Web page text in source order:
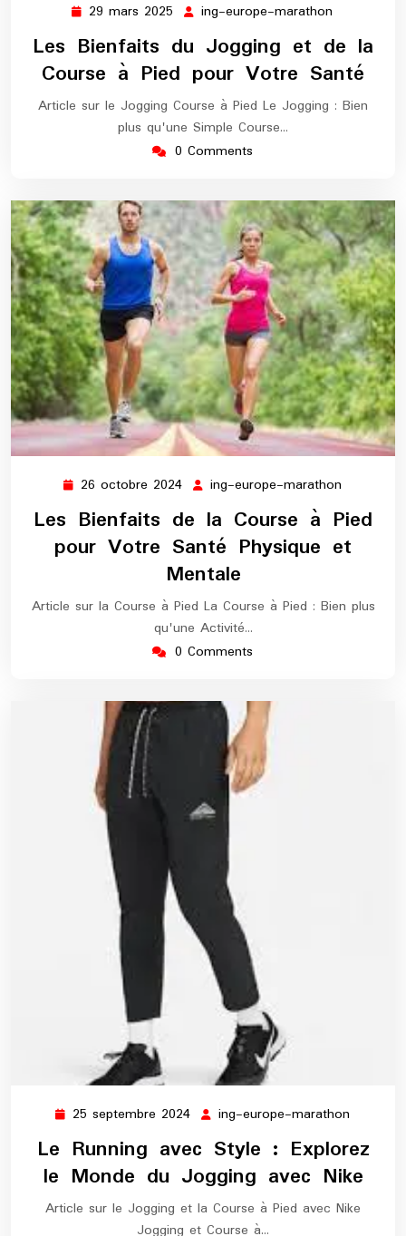
29 mars 2025 29
mars
2025
ing-europe-marathon
europe-
marathon
Les Bienfaits du Jogging et de la
Course à Pied pour Votre Santé
Article sur le Jogging Course à Pied Le Jogging : Bien
plus qu'une Simple Course…
0 Comments
26 octobre 2024 26
octobre
2024
ing-europe-marathon
europe-
marathon
Les Bienfaits de la Course à Pied
pour Votre Santé Physique et
Mentale
Article sur la Course à Pied La Course à Pied : Bien plus
qu'une Activité…
0 Comments
25 septembre 2024 25
septembre
2024
ing-europe-marathon
Le Running avec Style : Explorez
le Monde du Jogging avec Nike
Article sur le Jogging et la Course à Pied avec Nike
Jogging et Course à…